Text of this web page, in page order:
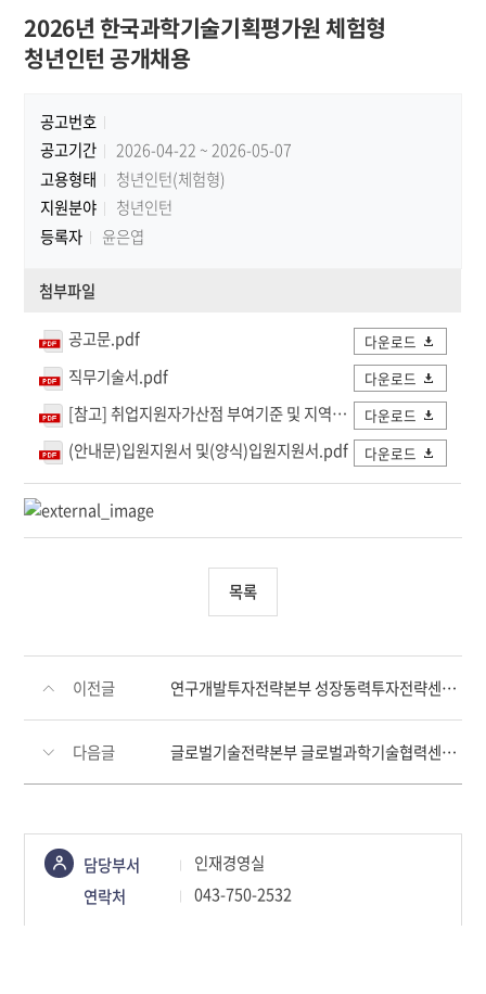
2026년 한국과학기술기획평가원 체험형
청년인턴 공개채용
공고번호
공고기간
2026-04-22 ~ 2026-05-07
고용형태
청년인턴(체험형)
지원분야
청년인턴
등록자
윤은엽
첨부파일
공고문.pdf 다운로드
직무기술서.pdf 다운로드
[참고] 취업지원자가산점 부여기준 및 지역인재 및 이전지역 인재 범위.pdf 다운로드
(안내문)입원지원서 및(양식)입원지원서.pdf 다운로드
목록
이전글 연구개발투자전략본부 성장동력투자전략센터 육아휴직 대체인력 채용 공고
다음글 글로벌기술전략본부 글로벌과학기술협력센터 육아휴직 대체인력 채용 공고
콘텐츠
정보책임자
담당부서
인재경영실
연락처
043-750-2532